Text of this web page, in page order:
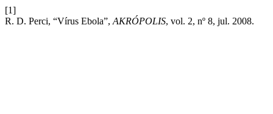
[1]
R. D. Perci, “Vírus Ebola”, AKRÓPOLIS, vol. 2, nº 8, jul. 2008.